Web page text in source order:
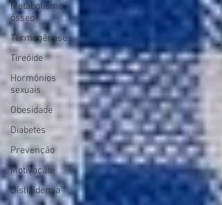
Metabolismo
ósseo
Termogênese
Tireóide
Hormônios
sexuais
Obesidade
Diabetes
Prevenção
Motivação
Dislipidemia